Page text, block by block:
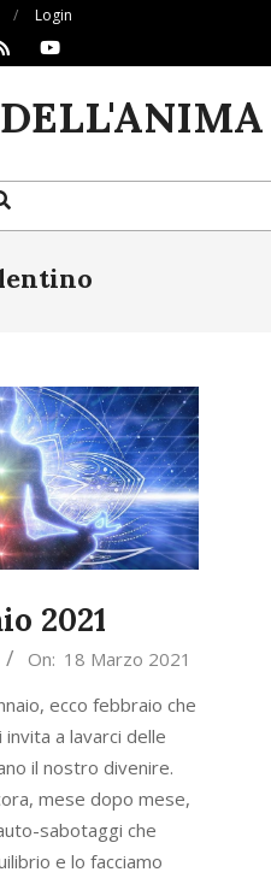
Login
2021
On: 18 Marzo 2021
ecco febbraio che
invita a lavarci delle
il nostro divenire.
mese dopo mese,
sabotaggi che
e lo facciamo